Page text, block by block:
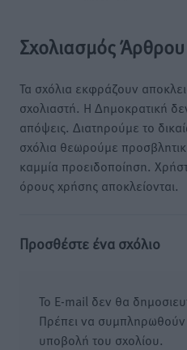
Σχολιασμός Άρθρου
Τα σχόλια εκφράζουν
σχολιαστή. Η Δημοκρατική
απόψεις. Διατηρούμε το
σχόλια θεωρούμε
καμμία προειδοποίηση.
όρους χρήσης αποκλείονται.
Προσθέστε ένα σχόλιο
Το E-mail δεν θα
Πρέπει να συμπληρωθούν
υποβολή του σχολίου.